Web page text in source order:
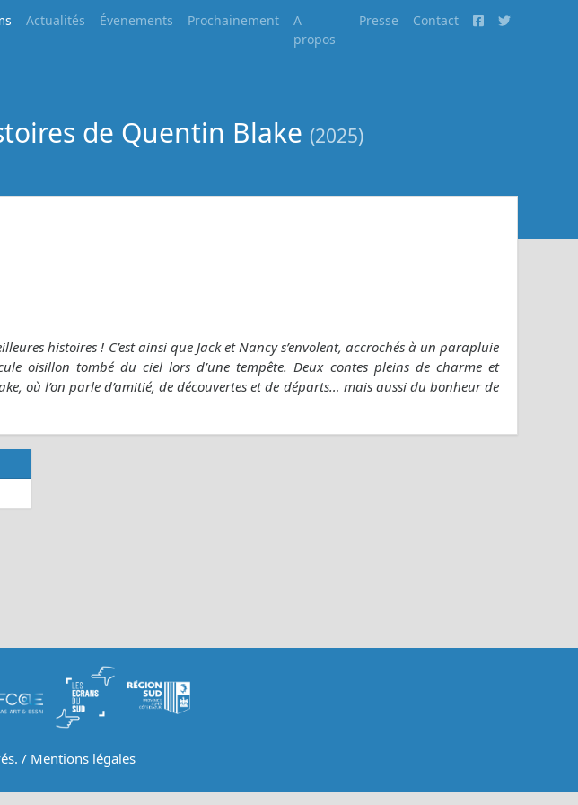
Actualités Évenements Prochainement
A
propos
Presse Contact
de Quentin Blake (2025)
histoires ! C’est ainsi que Jack et Nancy s’envolent, accrochés à un parapluie
oisillon tombé du ciel lors d’une tempête. Deux contes pleins de charme et
où l’on parle d’amitié, de découvertes et de départs… mais aussi du bonheur de
/ Mentions légales